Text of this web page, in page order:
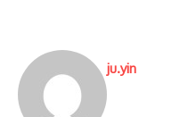
ju.yin